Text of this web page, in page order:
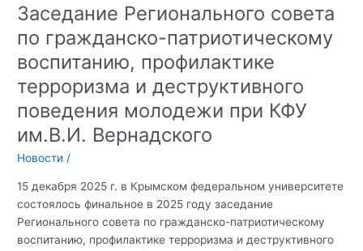
Заседание Регионального совета
по гражданско-патриотическому
воспитанию, профилактике
терроризма и деструктивного
поведения молодежи при КФУ
им.В.И. Вернадского
Новости /
15 декабря 2025 г. в Крымском федеральном университете
состоялось финальное в 2025 году заседание
Регионального совета по гражданско-патриотическому
воспитанию, профилактике терроризма и деструктивного